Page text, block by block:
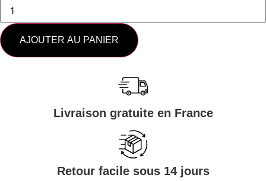
AJOUTER AU PANIER
Livraison gratuite en France
Retour facile sous 14 jours